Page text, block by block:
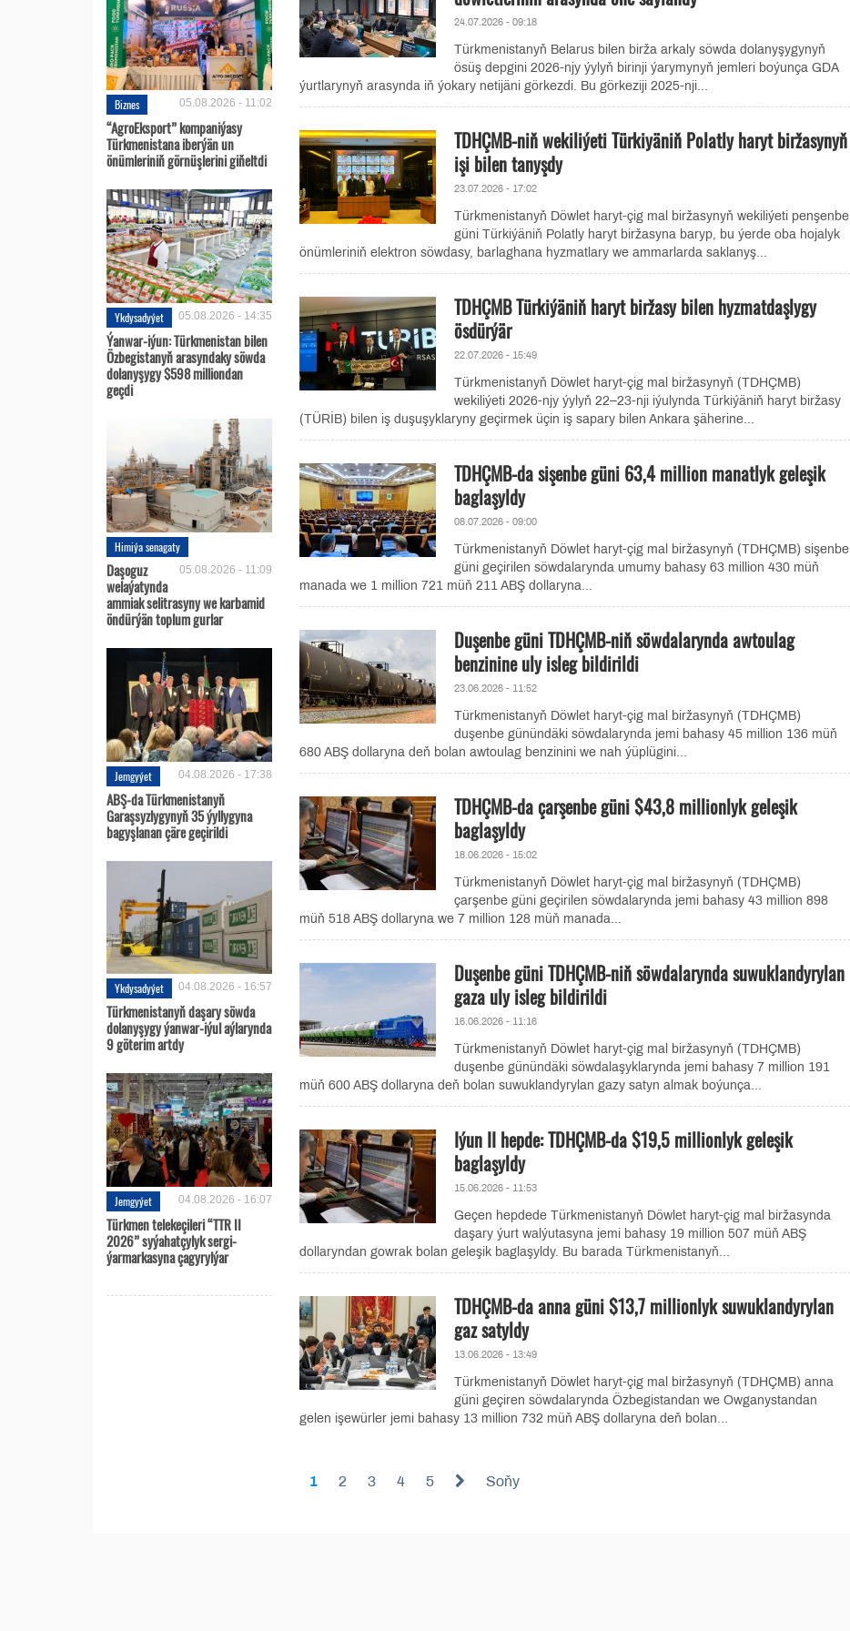
Biznes 05.08.2026 - 11:02
“AgroEksport” kompaniýasy
Türkmenistana iberýän un
önümleriniň görnüşlerini giňeltdi
Ykdysadyýet 05.08.2026 - 14:35
Ýanwar-iýun: Türkmenistan bilen
Özbegistanyň arasyndaky söwda
dolanyşygy $598 milliondan
geçdi
Himiýa senagaty
05.08.2026 - 11:09
Daşoguz
welaýatynda
ammiak selitrasyny we karbamid
öndürýän toplum gurlar
Jemgyýet 04.08.2026 - 17:38
ABŞ-da Türkmenistanyň
Garaşsyzlygynyň 35 ýyllygyna
bagyşlanan çäre geçirildi
Ykdysadyýet 04.08.2026 - 16:57
Türkmenistanyň daşary söwda
dolanyşygy ýanwar-iýul aýlarynda
9 göterim artdy
Jemgyýet 04.08.2026 - 16:07
Türkmen telekeçileri “TTR II
2026” syýahatçylyk sergi-
ýarmarkasyna çagyrylýar
24.07.2026 - 09:18
Türkmenistanyň Belarus bilen birža arkaly söwda dolanyşygynyň
ösüş depgini 2026-njy ýylyň birinji ýarymynyň jemleri boýunça GDA
ýurtlarynyň arasynda iň ýokary netijäni görkezdi. Bu görkeziji 2025-nji...
TDHÇMB-niň wekiliýeti Türkiyäniň Polatly haryt biržasynyň
işi bilen tanyşdy
23.07.2026 - 17:02
Türkmenistanyň Döwlet haryt-çig mal biržasynyň wekiliýeti penşenbe
güni Türkiýäniň Polatly haryt biržasyna baryp, bu ýerde oba hojalyk
önümleriniň elektron söwdasy, barlaghana hyzmatlary we ammarlarda saklanyş...
TDHÇMB Türkiýäniň haryt biržasy bilen hyzmatdaşlygy
ösdürýär
22.07.2026 - 15:49
Türkmenistanyň Döwlet haryt-çig mal biržasynyň (TDHÇMB)
wekiliýeti 2026-njy ýylyň 22–23-nji iýulynda Türkiýäniň haryt biržasy
(TÜRİB) bilen iş duşuşyklaryny geçirmek üçin iş sapary bilen Ankara şäherine...
TDHÇMB-da sişenbe güni 63,4 million manatlyk geleşik
baglaşyldy
08.07.2026 - 09:00
Türkmenistanyň Döwlet haryt-çig mal biržasynyň (TDHÇMB) sişenbe
güni geçirilen söwdalarynda umumy bahasy 63 million 430 müň
manada we 1 million 721 müň 211 ABŞ dollaryna...
Duşenbe güni TDHÇMB-niň söwdalarynda awtoulag
benzinine uly isleg bildirildi
23.06.2026 - 11:52
Türkmenistanyň Döwlet haryt-çig mal biržasynyň (TDHÇMB)
duşenbe günündäki söwdalarynda jemi bahasy 45 million 136 müň
680 ABŞ dollaryna deň bolan awtoulag benzinini we nah ýüplügini...
TDHÇMB-da çarşenbe güni $43,8 millionlyk geleşik
baglaşyldy
18.06.2026 - 15:02
Türkmenistanyň Döwlet haryt-çig mal biržasynyň (TDHÇMB)
çarşenbe güni geçirilen söwdalarynda jemi bahasy 43 million 898
müň 518 ABŞ dollaryna we 7 million 128 müň manada...
Duşenbe güni TDHÇMB-niň söwdalarynda suwuklandyrylan
gaza uly isleg bildirildi
16.06.2026 - 11:16
Türkmenistanyň Döwlet haryt-çig mal biržasynyň (TDHÇMB)
duşenbe günündäki söwdalaşyklarynda jemi bahasy 7 million 191
müň 600 ABŞ dollaryna deň bolan suwuklandyrylan gazy satyn almak boýunça...
Iýun II hepde: TDHÇMB-da $19,5 millionlyk geleşik
baglaşyldy
15.06.2026 - 11:53
Geçen hepdede Türkmenistanyň Döwlet haryt-çig mal biržasynda
daşary ýurt walýutasyna jemi bahasy 19 million 507 müň ABŞ
dollaryndan gowrak bolan geleşik baglaşyldy. Bu barada Türkmenistanyň...
TDHÇMB-da anna güni $13,7 millionlyk suwuklandyrylan
gaz satyldy
13.06.2026 - 13:49
Türkmenistanyň Döwlet haryt-çig mal biržasynyň (TDHÇMB) anna
güni geçiren söwdalarynda Özbegistandan we Owganystandan
gelen işewürler jemi bahasy 13 million 732 müň ABŞ dollaryna deň bolan...
1 2 3 4 5 Soňy